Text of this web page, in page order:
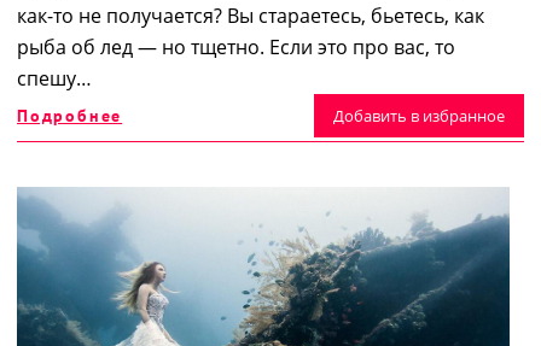
как-то не получается? Вы стараетесь, бьетесь, как
рыба об лед — но тщетно. Если это про вас, то
спешу…
Подробнее Добавить в избранное